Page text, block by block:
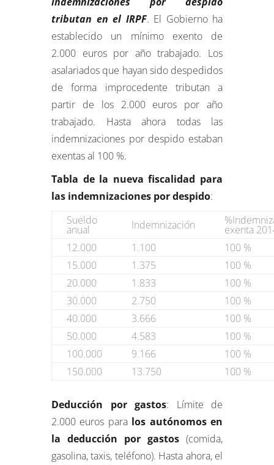
tributan en el IRPF. El Gobierno ha
establecido un mínimo exento de
2.000 euros por año trabajado. Los
asalariados que hayan sido despedidos
de forma improcedente tributan a
partir de los 2.000 euros por año
trabajado. Hasta ahora todas las
indemnizaciones por despido estaban
exentas al 100 %.
Tabla de la nueva fiscalidad para
las indemnizaciones por despido:
Sueldo
anual Indemnización
exenta
12.000
1.100
100 %
15.000
1.375
100 %
20.000
1.833
100 %
30.000
2.750
100 %
40.000
3.666
100 %
50.000
4.583
100 %
100.000
9.166
100 %
150.000
13.750 100 %
Deducción por gastos: Límite de
2.000 euros para los autónomos en
la deducción por gastos (comida,
gasolina, taxis, teléfono). Hasta ahora, el